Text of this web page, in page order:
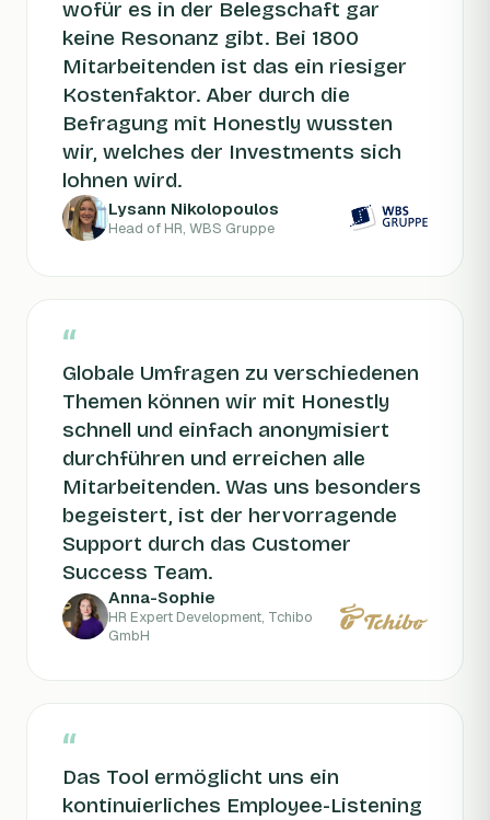
wofür es in der Belegschaft gar
keine Resonanz gibt. Bei 1800
Mitarbeitenden ist das ein riesiger
Kostenfaktor. Aber durch die
Befragung mit Honestly wussten
wir, welches der Investments sich
lohnen wird.
Lysann Nikolopoulos
Head of HR, WBS Gruppe
“
Globale Umfragen zu verschiedenen
Themen können wir mit Honestly
schnell und einfach anonymisiert
durchführen und erreichen alle
Mitarbeitenden. Was uns besonders
begeistert, ist der hervorragende
Support durch das Customer
Success Team.
Anna-Sophie
HR Expert Development, Tchibo
GmbH
“
Das Tool ermöglicht uns ein
kontinuierliches Employee-Listening